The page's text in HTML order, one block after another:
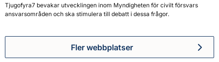
Tjugofyra7 bevakar utvecklingen inom Myndigheten för civilt försvars
ansvarsområden och ska stimulera till debatt i dessa frågor.
Fler webbplatser